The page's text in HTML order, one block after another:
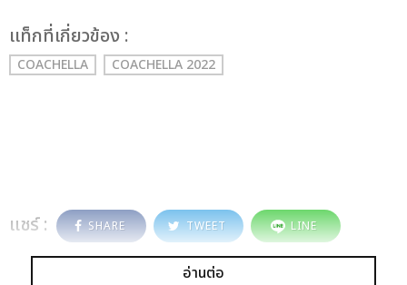
เเท็กที่เกี่ยวข้อง :
COACHELLA COACHELLA 2022
แชร์ : SHARE TWEET LINE
อ่านต่อ